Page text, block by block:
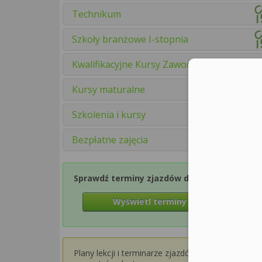
Technikum
Szkoły branżowe I-stopnia
Kwalifikacyjne Kursy Zawodowe
Kursy maturalne
Szkolenia i kursy
Bezpłatne zajęcia
Sprawdź terminy zjazdów dla Semestru 1
Wyświetl terminy zjazdów
Plany lekcji i terminarze zjazdów dla wyższych